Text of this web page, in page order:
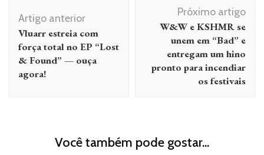
de
post
Artigo anterior
Vluarr estreia com
força total no EP “Lost
& Found” — ouça
agora!
Próximo artigo
W&W e KSHMR se
unem em “Bad” e
entregam um hino
pronto para incendiar
os festivais
Você também pode gostar...